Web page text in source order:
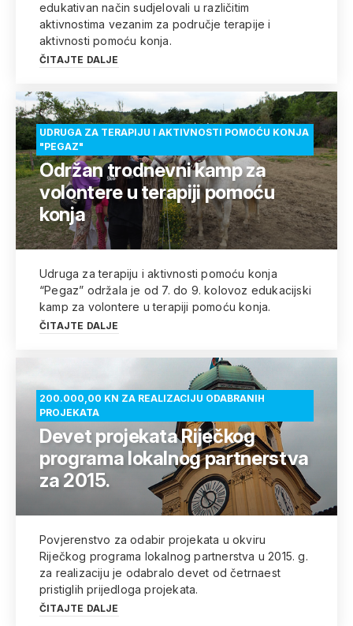
edukativan način sudjelovali u različitim
aktivnostima vezanim za područje terapije i
aktivnosti pomoću konja.
ČITAJTE DALJE
UDRUGA ZA TERAPIJU I AKTIVNOSTI POMOĆU KONJA
"PEGAZ"
Održan trodnevni kamp za
volontere u terapiji pomoću
konja
Udruga za terapiju i aktivnosti pomoću konja
“Pegaz” održala je od 7. do 9. kolovoz edukacijski
kamp za volontere u terapiji pomoću konja.
ČITAJTE DALJE
200.000,00 KN ZA REALIZACIJU ODABRANIH
PROJEKATA
Devet projekata Riječkog
programa lokalnog partnerstva
za 2015.
Povjerenstvo za odabir projekata u okviru
Riječkog programa lokalnog partnerstva u 2015. g.
za realizaciju je odabralo devet od četrnaest
pristiglih prijedloga projekata.
ČITAJTE DALJE